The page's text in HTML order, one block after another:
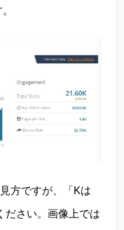
方ですが、「Kは
ださい。画像上では